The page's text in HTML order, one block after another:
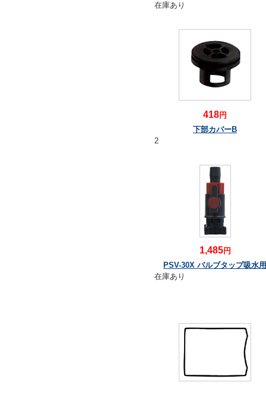
在庫あり
418円
下部カバーB
2
1,485円
PSV-30X バルブタップ吸水用
在庫あり